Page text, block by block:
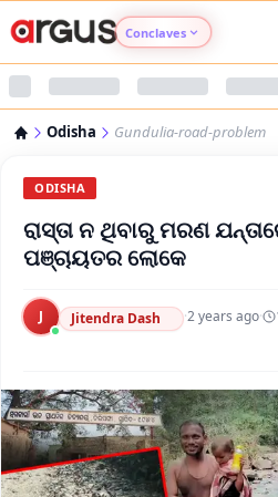
Conclaves
Argus Nari Shakti
Argus Health
Argus Swaad
Odisha Gundulia-road-problem
ODISHA
ରାସ୍ତା ନ ଥିବାରୁ ମରଣ
ପଞ୍ଚାୟତର ଲୋକେ
J Jitendra Dash ·2 years ago·